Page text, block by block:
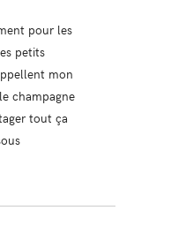
pour les
petits
mon
champagne
tout ça